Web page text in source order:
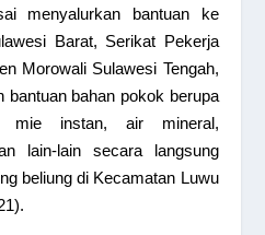
menyalurkan bantuan ke
Barat, Serikat Pekerja
Morowali Sulawesi Tengah,
bantuan bahan pokok berupa
mie instan, air mineral,
lain-lain secara langsung
beliung di Kecamatan Luwu